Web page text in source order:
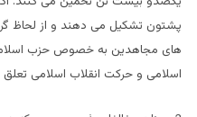
پشتون تشکیل می دهند و از لحاظ
های مجاهدین به خصوص حزب
اسلامی و حرکت انقلاب اسلامی تعلق